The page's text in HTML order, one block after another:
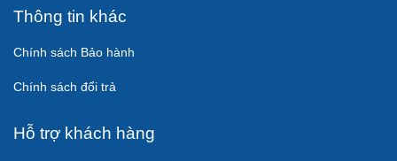
Thông tin khác
Chính sách Bảo hành
Chính sách đổi trả
Hỗ trợ khách hàng